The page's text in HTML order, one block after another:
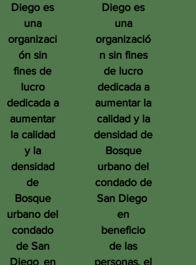
Diego es
una
organizaci
ón sin
fines de
lucro
dedicada a
aumentar
la calidad
y la
densidad
de
Bosque
urbano del
condado
de San
Diego en
Diego es
una
organizació
n sin fines
de lucro
dedicada a
aumentar la
calidad y la
densidad de
Bosque
urbano del
condado de
San Diego
en
beneficio
de las
personas, el